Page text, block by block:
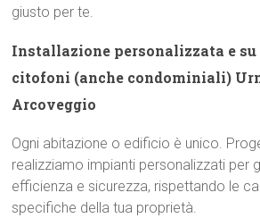
giusto per te.
Installazione personalizzata e
citofoni (anche condominiali)
Arcoveggio
Ogni abitazione o edificio è unico.
realizziamo impianti personalizzati per
efficienza e sicurezza, rispettando le
specifiche della tua proprietà.